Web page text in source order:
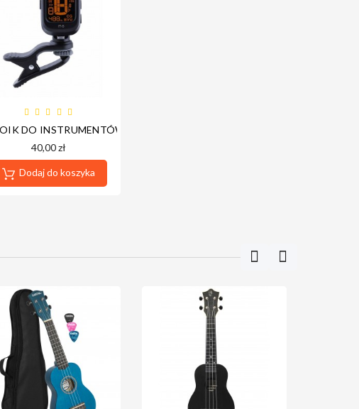
ROCZNY
SOPRANOWE)
DO INSTRUMENTÓW BOSTON IT-5
40,00 zł
Dodaj do koszyka